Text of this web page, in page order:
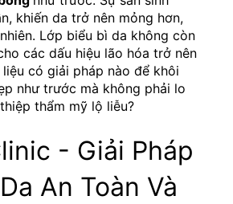
khiến da trở nên mỏng hơn,
Lớp biểu bì da không còn
các dấu hiệu lão hóa trở nên
liệu có giải pháp nào để khôi
như trước mà không phải lo
thẩm mỹ lộ liễu?
- Giải Pháp
An Toàn Và